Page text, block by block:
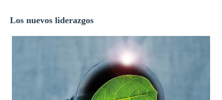
Los nuevos liderazgos